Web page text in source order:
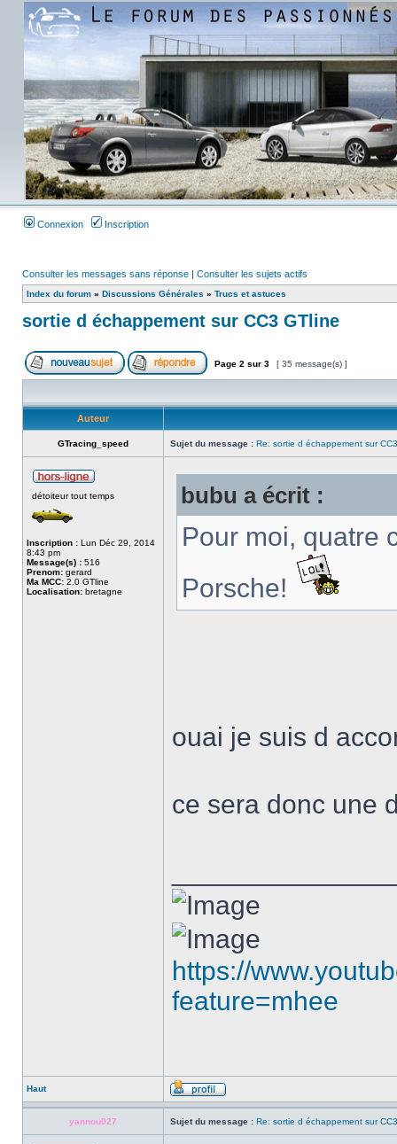
Connexion Inscription
Consulter les messages sans réponse | Consulter les sujets actifs
Index du forum » Discussions Générales » Trucs et astuces
sortie d échappement sur CC3 GTline
Page 2 sur 3 [ 35 message(s) ]
Auteur
GTracing_speed Sujet du message : Re: sortie d échappement sur
détoiteur tout temps
Inscription : Lun Déc 29, 2014
8:43 pm
Message(s) : 516
Prenom: gerard
Ma MCC: 2.0 GTline
Localisation: bretagne
bubu a écrit :
Pour moi, quatre
Porsche!
ouai je suis d
ce sera donc une
https://
feature=mhee
Haut
yannou027 Sujet du message : Re: sortie d échappement sur